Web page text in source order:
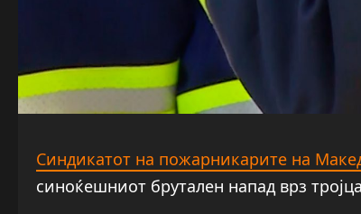
Синдикатот на пожарникарите на
синоќешниот брутален напад врз